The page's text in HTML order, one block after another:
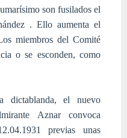
son fusilados el
. Ello aumenta el
miembros del Comité
o se esconden, como
dictablanda, el nuevo
Aznar convoca
previas unas